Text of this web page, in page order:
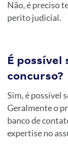
Não, é preciso
perito judicial.
É
concurso?
Sim, é possível
Geralmente o
banco de
expertise no